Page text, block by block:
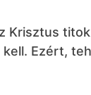
Krisztus
Ezért,